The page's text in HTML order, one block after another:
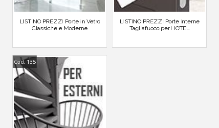
LISTINO PREZZI Porte in Vetro
Classiche e Moderne
LISTINO PREZZI Porte Interne
Tagliafuoco per HOTEL
Cod. 135